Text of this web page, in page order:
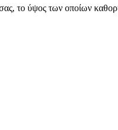
το ύψος των οποίων